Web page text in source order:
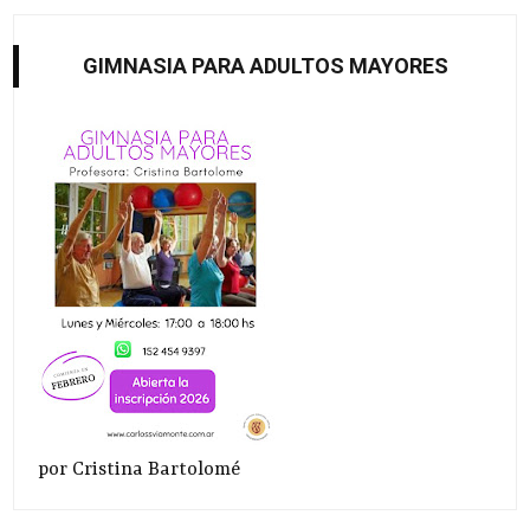
GIMNASIA PARA ADULTOS MAYORES
por Cristina Bartolomé